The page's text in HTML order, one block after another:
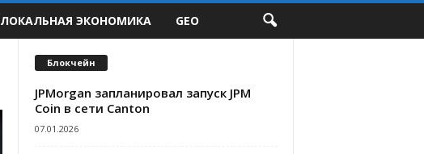
ЛОКАЛЬНАЯ ЭКОНОМИКА GEO
Блокчейн
JPMorgan запланировал запуск JPM
Coin в сети Canton
07.01.2026